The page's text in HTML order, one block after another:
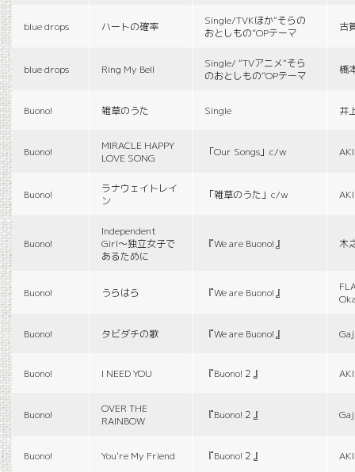
blue drops ハートの確率
Single/TVKほか“そらの
おとしもの”OPテーマ
古
blue drops Ring My Bell
Single/ “TVアニメ“そら
のおとしもの”OPテーマ
橋
Buono! 雑草のうた Single 井
Buono!
MIRACLE HAPPY
LOVE SONG
「Our Songs」c/w
Buono!
ラナウェイトレイ
ン
「雑草のうた」c/w
Buono!
Independent
Girl〜独立女子で
あるために
『We are Buono!』 木
Buono! うらはら 『We are Buono!』
Buono! タビダチの歌 『We are Buono!』
Buono! I NEED YOU 『Buono!２』
Buono!
OVER THE
RAINBOW
『Buono!２』
Buono! You're My Friend 『Buono!２』